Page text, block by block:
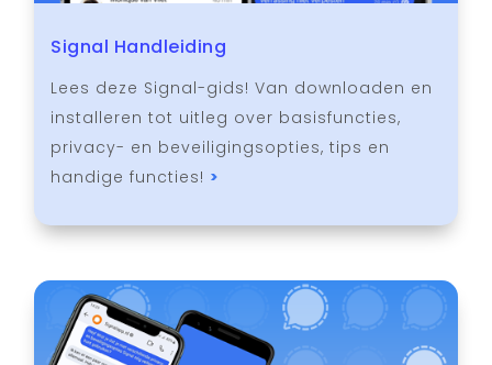
Signal Handleiding
Lees deze Signal-gids! Van downloaden en
installeren tot uitleg over basisfuncties,
privacy- en beveiligingsopties, tips en
handige functies! >